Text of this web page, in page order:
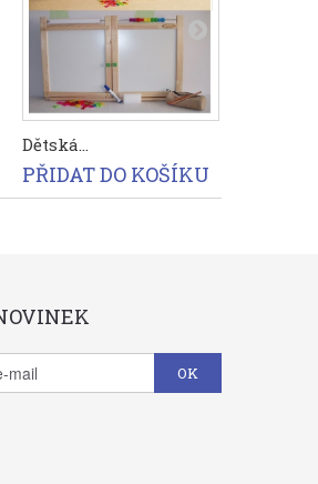
Dětská...
PŘIDAT DO KOŠÍKU
OK